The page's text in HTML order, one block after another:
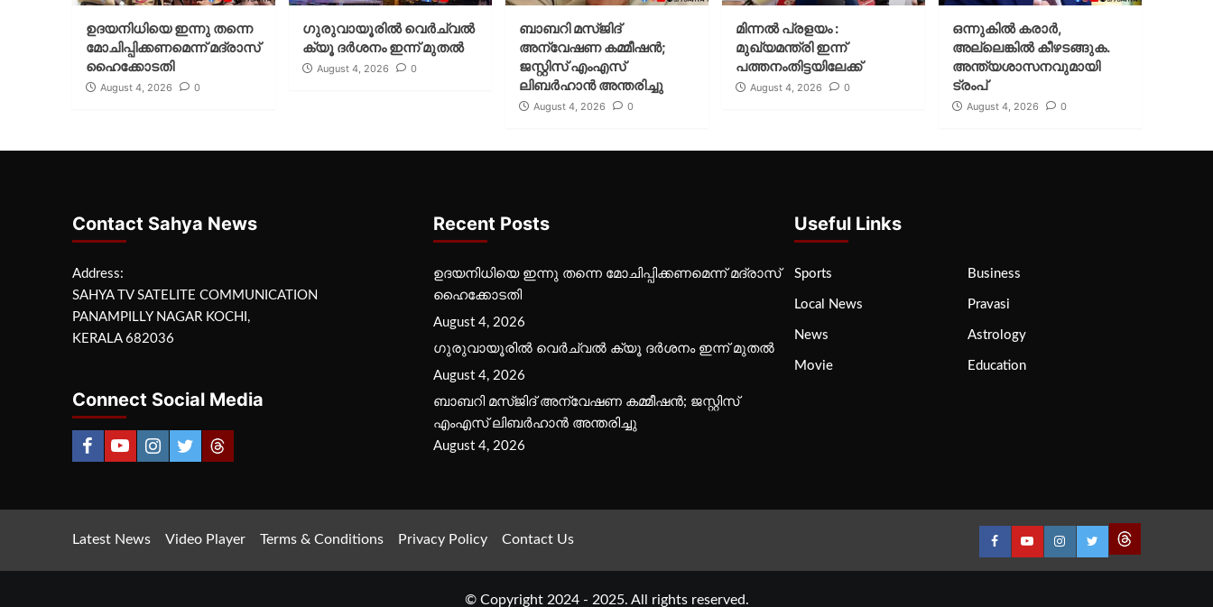
ഉദയനിധിയെ ഇന്നു തന്നെ
മോചിപ്പിക്കണമെന്ന് മദ്രാസ്
ഹൈക്കോടതി
August 4, 2026 0
ഗുരുവായൂരില്‍ വെര്‍ച്വല്‍
ക്യൂ ദര്‍ശനം ഇന്ന് മുതല്‍
August 4, 2026 0
ബാബറി മസ്ജിദ്
അന്വേഷണ കമ്മീഷന്‍;
ജസ്റ്റിസ് എംഎസ്
ലിബര്‍ഹാന്‍ അന്തരിച്ചു
August 4, 2026 0
മിന്നല്‍ പ്രളയം :
മുഖ്യമന്ത്രി ഇന്ന്
പത്തനംതിട്ടയിലേക്ക്
August 4, 2026 0
ഒന്നുകില്‍ കരാര്‍,
അല്ലെങ്കില്‍ കീഴടങ്ങുക.
അന്ത്യശാസനവുമായി
ട്രംപ്
August 4, 2026 0
Contact Sahya News
Address:
SAHYA TV SATELITE COMMUNICATION
PANAMPILLY NAGAR KOCHI,
KERALA 682036
Connect Social Media
Recent Posts
ഉദയനിധിയെ ഇന്നു തന്നെ മോചിപ്പിക്കണമെന്ന് മദ്രാസ്
ഹൈക്കോടതി
August 4, 2026
ഗുരുവായൂരില്‍ വെര്‍ച്വല്‍ ക്യൂ ദര്‍ശനം ഇന്ന് മുതല്‍
August 4, 2026
ബാബറി മസ്ജിദ് അന്വേഷണ കമ്മീഷന്‍; ജസ്റ്റിസ്
എംഎസ് ലിബര്‍ഹാന്‍ അന്തരിച്ചു
August 4, 2026
Useful Links
Sports Business
Local News Pravasi
News Astrology
Movie Education
Latest News Video Player Terms & Conditions Privacy Policy Contact Us
© Copyright 2024 - 2025. All rights reserved.